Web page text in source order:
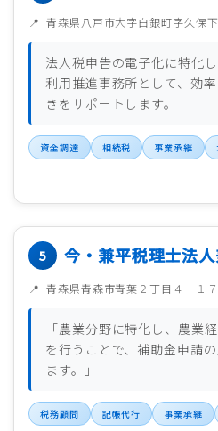
青森県八戸市大字白銀町字久保
法人税申告の電子化に特化
利用推進事務所として、効
きをサポートします。
資金調達 相続税 事業承継
今・兼平税理士法
青森県青森市青葉２丁目４－１７
「農業分野に特化し、農業
を行うことで、補助金申請
ます。」
税務顧問 記帳代行 事業承継